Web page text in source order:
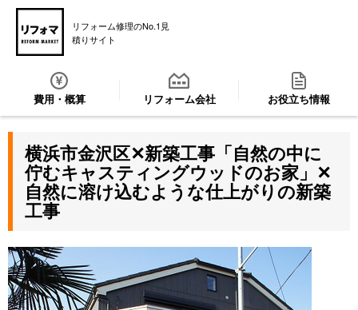
リフォーム修理のNo.1見
積りサイト
費用・概算 リフォーム会社 お役立ち情報
横浜市金沢区✕新築工事「自然の中に
佇むキャスティングウッドのお家」✕
自然に溶け込むような仕上がりの新築
工事